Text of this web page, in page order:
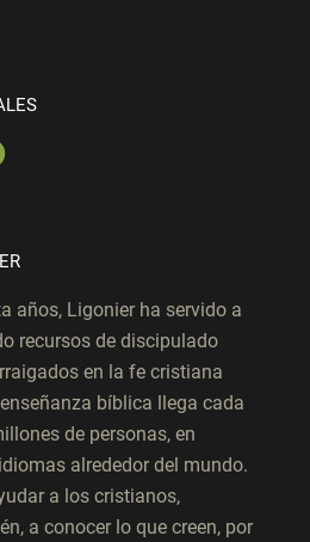
años, Ligonier ha servido a
recursos de discipulado
en la fe cristiana
bíblica llega cada
de personas, en
alrededor del mundo.
a los cristianos,
a conocer lo que creen, por